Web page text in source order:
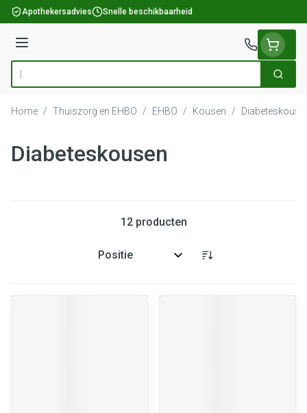
Ga naar de inhoud
Apothekersadvies Snelle beschikbaarheid
Menu
Product, merk, categorie... Zoek
Home / Thuiszorg en EHBO / EHBO / Kousen /
Diabeteskousen
12producten
Sorteer op: